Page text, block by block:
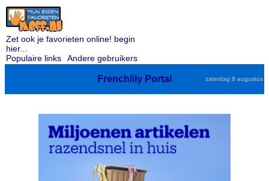
Zet ook je favorieten online! begin
hier...
Populaire links
Andere gebruikers
Frenchlily Portal zaterdag 8 augustus